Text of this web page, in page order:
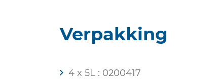
Verpakking
4 x 5L : 0200417